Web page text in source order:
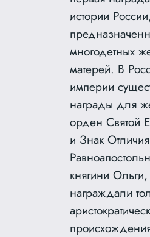
истории
многодетных
матерей. В
империи
награды для
орден Святой
и Знак
княгини
награждали